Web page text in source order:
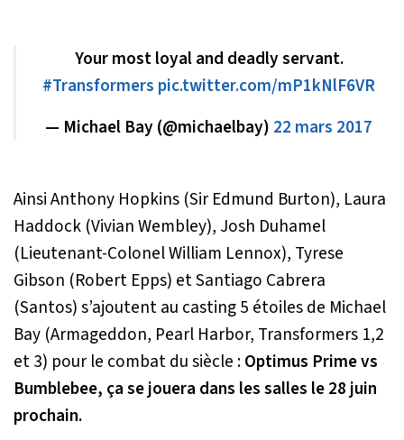
Your most loyal and deadly servant.
#Transformers pic.twitter.com/mP1kNlF6VR
— Michael Bay (@michaelbay) 22 mars 2017
Ainsi Anthony Hopkins (Sir Edmund Burton), Laura
Haddock (Vivian Wembley), Josh Duhamel
(Lieutenant-Colonel William Lennox), Tyrese
Gibson (Robert Epps) et Santiago Cabrera
(Santos) s’ajoutent au casting 5 étoiles de Michael
Bay (Armageddon, Pearl Harbor, Transformers 1,2
et 3) pour le combat du siècle :Optimus Prime vs
Bumblebee, ça se jouera dans les salles le 28 juin
prochain.